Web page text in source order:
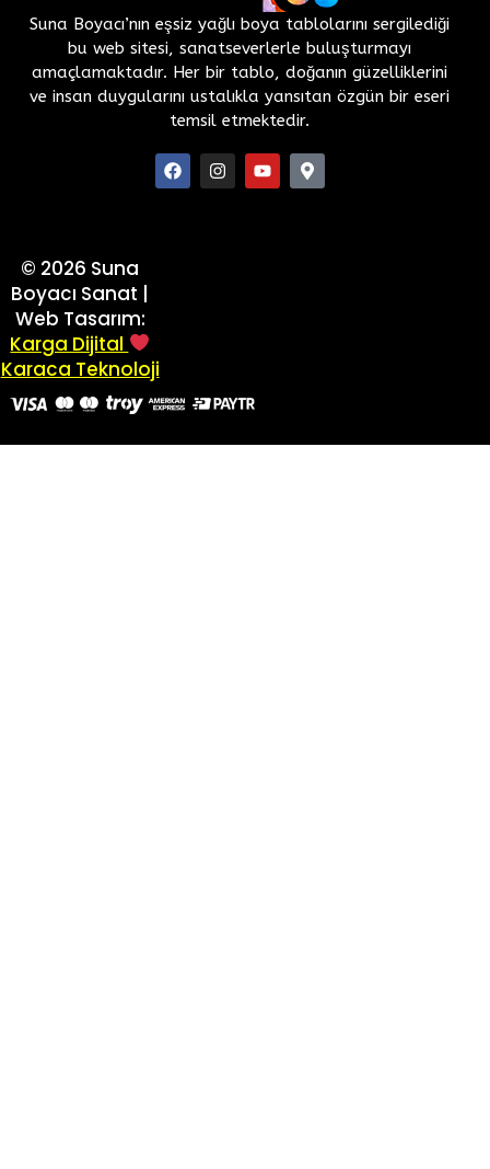
Suna Boyacı’nın eşsiz yağlı boya tablolarını sergilediği
bu web sitesi, sanatseverlerle buluşturmayı
amaçlamaktadır. Her bir tablo, doğanın güzelliklerini
ve insan duygularını ustalıkla yansıtan özgün bir eseri
temsil etmektedir.
© 2026 Suna
Boyacı Sanat |
Web Tasarım:
Karga Dijital
Karaca Teknoloji